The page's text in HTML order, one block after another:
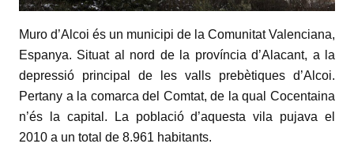
Muro d’Alcoi és un municipi de la Comunitat Valenciana,
Espanya. Situat al nord de la província d’Alacant, a la
depressió principal de les valls prebètiques d’Alcoi.
Pertany a la comarca del Comtat, de la qual Cocentaina
n’és la capital. La població d’aquesta vila pujava el
2010 a un total de 8.961 habitants.